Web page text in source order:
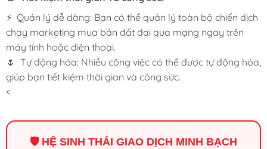
⚡ Quản lý dễ dàng: Bạn có thể quản lý toàn bộ chiến dịch
chạy marketing mua bán đất đai qua mạng ngay trên
máy tính hoặc điện thoại.
🌷 Tự động hóa: Nhiều công việc có thể được tự động hóa,
giúp bạn tiết kiệm thời gian và công sức.
<
🛡️ HỆ SINH THÁI GIAO DỊCH MINH BẠCH